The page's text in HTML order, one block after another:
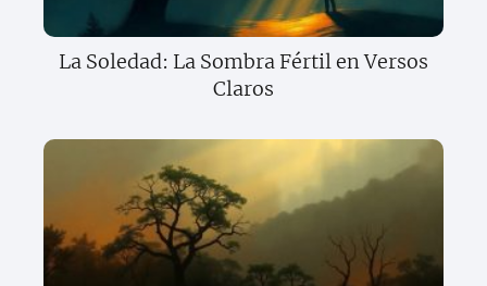
La Soledad: La Sombra Fértil en Versos
Claros